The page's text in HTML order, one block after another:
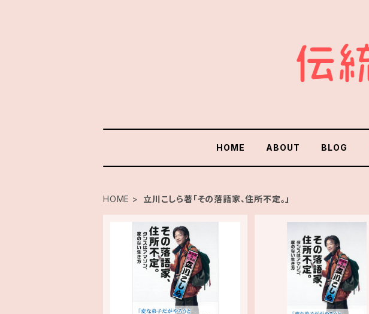
HOME ABOUT BLOG
HOME 立川こしら著「その落語家、住所不定。」